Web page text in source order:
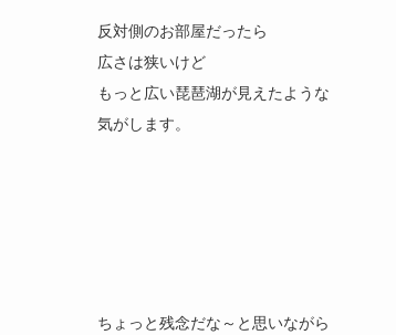
反対側のお部屋だったら
広さは狭いけど
もっと広い琵琶湖が見えたような
気がします。
ちょっと残念だな～と思いながら